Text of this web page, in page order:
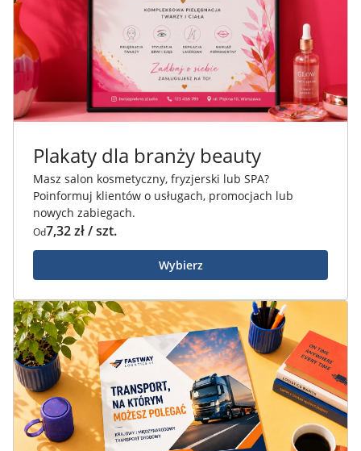
Plakaty dla branży beauty
Masz salon kosmetyczny, fryzjerski lub SPA?
Poinformuj klientów o usługach, promocjach lub
nowych zabiegach.
Od7,32 zł / szt.
Wybierz